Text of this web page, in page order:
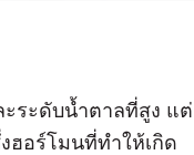
ระดับน้ำตาลที่สูง แต่
ฮอร์โมนที่ทำให้เกิด